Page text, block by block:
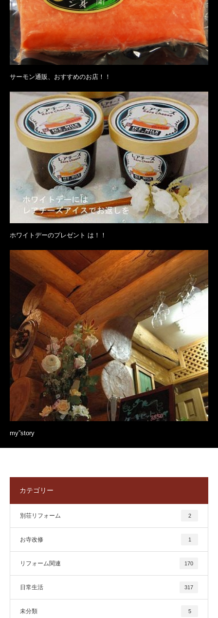
サーモン通販、おすすめのお店！！
ホワイトデーのプレゼント は！！
my”story
カテゴリー
別荘リフォーム 2
お寺改修 1
リフォーム関連 170
日常生活 317
未分類 5